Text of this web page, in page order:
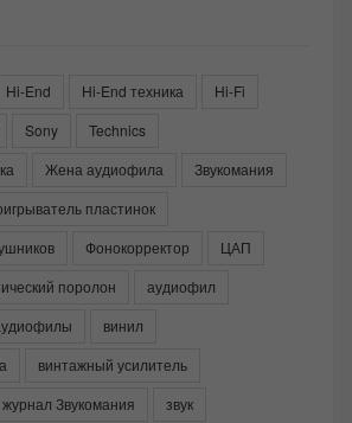
Hi-End Hi-End техника
Hi-Fi
Sony
Technics
Жена аудиофила
Звукомания
пластинок
Фонокорректор
ЦАП
поролон
аудиофил
винил
винтажный усилитель
журнал Звукомания
звук